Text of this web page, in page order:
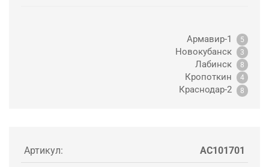
Армавир-1 5
Новокубанск 3
Лабинск 8
Кропоткин 4
Краснодар-2 8
Артикул: AC101701